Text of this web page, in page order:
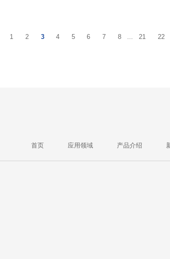
1 2 3 4 5 6 7 8 21 22
首页 应用领域 产品介绍